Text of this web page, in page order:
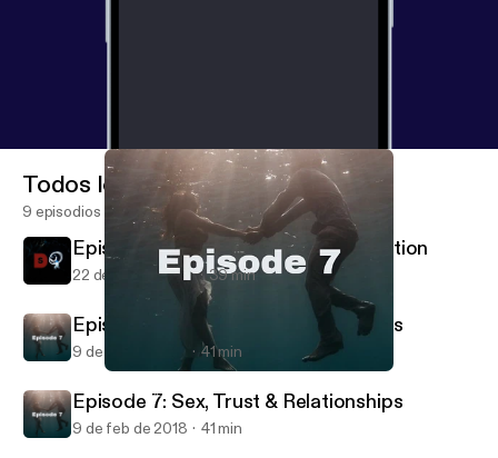
Daily Sober
Todos los episodios
9 episodios
Episode 8: Mental Health and Addiction
22 de feb de 2018 39 min
Episode 7: Sex, Trust & Relationships
9 de feb de 2018 41 min
Episode 7: Sex, Trust & Relationships
9 de feb de 2018 41 min